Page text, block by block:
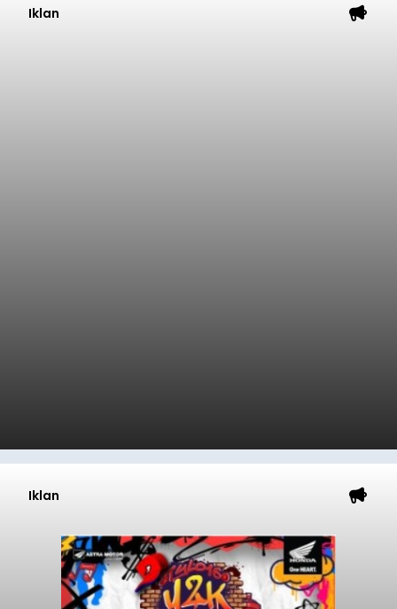
Iklan
Iklan